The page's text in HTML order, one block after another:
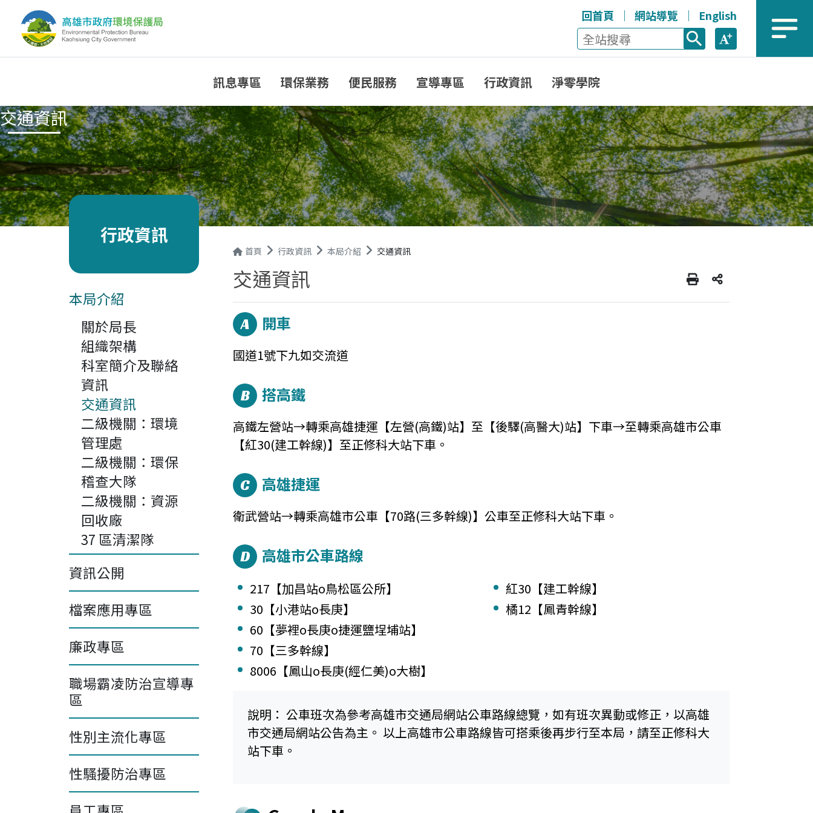
回首頁 網站導覽 English
全站搜尋 放大 選單
訊息專區 環保業務 便民服務 宣導專區 行政資訊 淨零學院
交通資訊
行政資訊
本局介紹
關於局長
組織架構
科室簡介及聯絡
資訊
交通資訊
二級機關：環境
管理處
二級機關：環保
稽查大隊
二級機關：資源
回收廠
37 區清潔隊
資訊公開
檔案應用專區
廉政專區
職場霸凌防治宣導專
區
性別主流化專區
性騷擾防治專區
首頁 行政資訊 本局介紹 交通資訊
交通資訊
A 開車
國道1號下九如交流道
B 搭高鐵
高鐵左營站→轉乘高雄捷運【左營(高鐵)站】至【後驛(高醫大)站】下車→至轉乘高雄市公車
【紅30(建工幹線)】至正修科大站下車。
C 高雄捷運
衛武營站→轉乘高雄市公車【70路(三多幹線)】公車至正修科大站下車。
D 高雄市公車路線
217【加昌站o鳥松區公所】
30【小港站o長庚】
60【夢裡o長庚o捷運鹽埕埔站】
70【三多幹線】
8006【鳳山o長庚(經仁美)o大樹】
紅30【建工幹線】
橘12【鳳青幹線】
說明： 公車班次為參考高雄市交通局網站公車路線總覽，如有班次異動或修正，以高雄
市交通局網站公告為主。 以上高雄市公車路線皆可搭乘後再步行至本局，請至正修科大
站下車。